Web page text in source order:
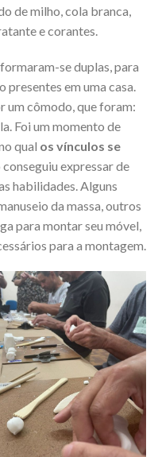
de milho, cola branca,
e corantes.
se duplas, para
presentes em uma casa.
um cômodo, que foram:
Foi um momento de
qual os vínculos se
expressar de
habilidades. Alguns
da massa, outros
para montar seu móvel,
para a montagem.